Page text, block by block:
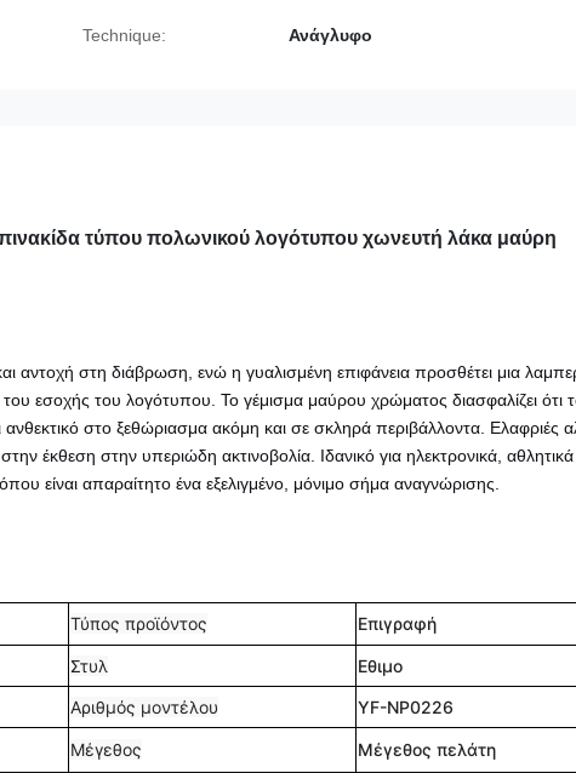
Technique: Ανάγλυφο
τύπου πολωνικού λογότυπου χωνευτή λάκα μαύρη
στη διάβρωση, ενώ η γυαλισμένη επιφάνεια προσθέτει μια
εσοχής του λογότυπου. Το γέμισμα μαύρου χρώματος διασφαλίζει ότι
στο ξεθώριασμα ακόμη και σε σκληρά περιβάλλοντα. Ελαφριές
στην έκθεση στην υπεριώδη ακτινοβολία. Ιδανικό για ηλεκτρονικά, αθλητικά
είναι απαραίτητο ένα εξελιγμένο, μόνιμο σήμα αναγνώρισης.
Τύπος προϊόντος Επιγραφή
Στυλ
Εθιμο
Αριθμός μοντέλου YF-NP0226
Μέγεθος Μέγεθος πελάτη